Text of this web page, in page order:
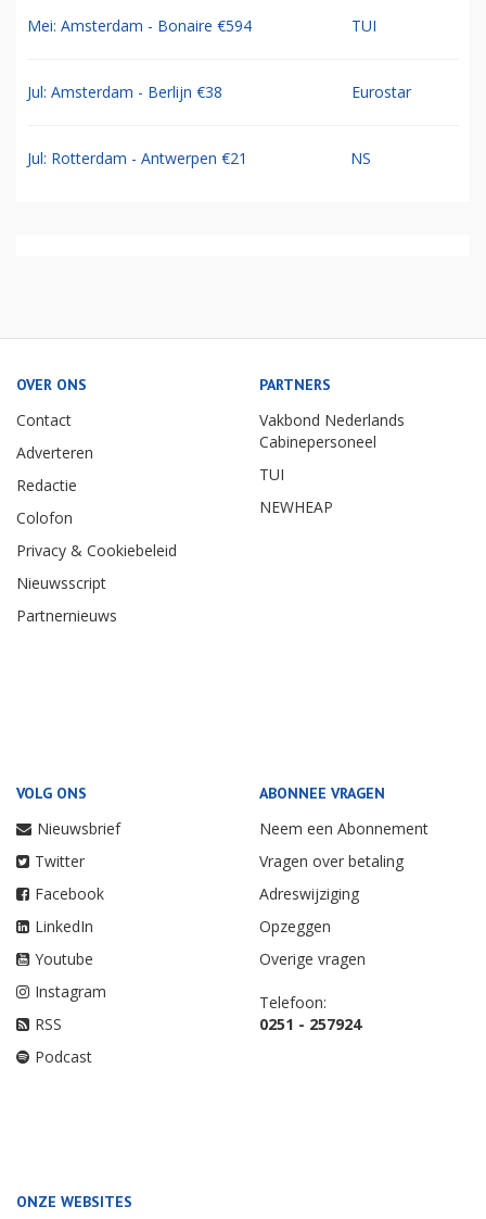
Mei: Amsterdam - Bonaire €594 TUI
Jul: Amsterdam - Berlijn €38 Eurostar
Jul: Rotterdam - Antwerpen €21 NS
OVER ONS
Contact
Adverteren
Redactie
Colofon
Privacy & Cookiebeleid
Nieuwsscript
Partnernieuws
PARTNERS
Vakbond Nederlands
Cabinepersoneel
TUI
NEWHEAP
VOLG ONS
Nieuwsbrief
Twitter
Facebook
LinkedIn
Youtube
Instagram
RSS
Podcast
ABONNEE VRAGEN
Neem een Abonnement
Vragen over betaling
Adreswijziging
Opzeggen
Overige vragen
Telefoon:
0251 - 257924
ONZE WEBSITES